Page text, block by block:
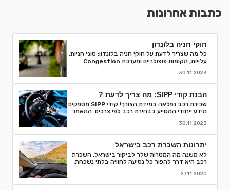
כתבות אחרונות
חוקי חניה בלונדון
כל מה שצריך לדעת על חוקי חניה בלונדון: סוגי חניות,
עלויות, מקומות פופולריים ומערכת Congestion
30.11.2023
הבנת קודי SIPP: מה צריך לדעת ?
שכירת רכב נפלאה במידת הצורך! קודי SIPP מספקים
מידע ייחודי המסייע בבחירת רכב לפי צרכים. המאמר
השכרת רכב. קבלו המלצות והסברים לאור הבנה
מדויקת של המאפיינים והמפרטים של רכבי השכרה
30.11.2023
יתרונות השכרת רכב בישראל
לא משנה מה המטרות שלך לביקור בישראל, השכרת
רכב היא דרך להפוך כל נסיעה לחוויה בלתי נשכחת.
הציבורית ולבחור השכרת רכב
27.11.2020